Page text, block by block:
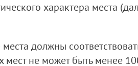
характера места
должны
не может быть менее